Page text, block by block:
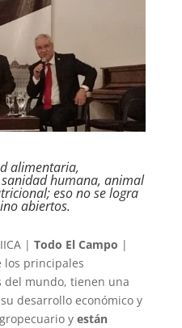
alimentaria,
humana, animal
eso no se logra
abiertos.
| Todo El Campo |
los principales
del mundo, tienen una
desarrollo económico y
y están